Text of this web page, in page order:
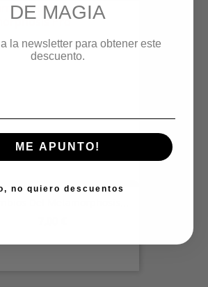
DE MAGIA
la newsletter para obtener este
descuento.
ME APUNTO!
no quiero descuentos